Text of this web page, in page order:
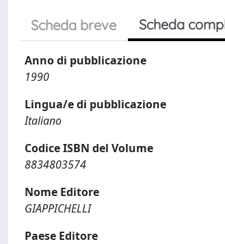
Scheda breve Scheda
Anno di pubblicazione
1990
Lingua/e di pubblicazione
Italiano
Codice ISBN del Volume
8834803574
Nome Editore
GIAPPICHELLI
Paese Editore